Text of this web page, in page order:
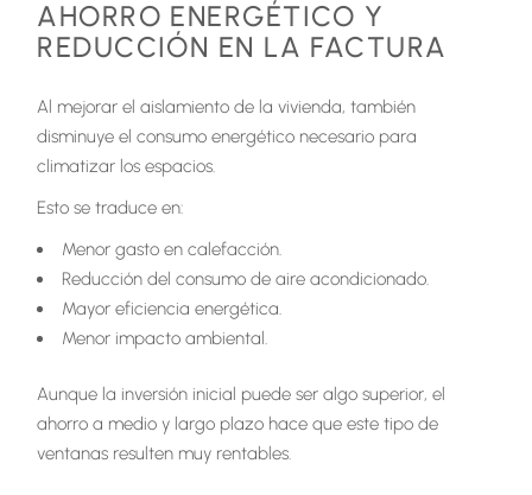
AHORRO ENERGÉTICO Y
REDUCCIÓN EN LA FACTURA
Al mejorar el aislamiento de la vivienda, también
disminuye el consumo energético necesario para
climatizar los espacios.
Esto se traduce en:
Menor gasto en calefacción.
Reducción del consumo de aire acondicionado.
Mayor eficiencia energética.
Menor impacto ambiental.
Aunque la inversión inicial puede ser algo superior, el
ahorro a medio y largo plazo hace que este tipo de
ventanas resulten muy rentables.